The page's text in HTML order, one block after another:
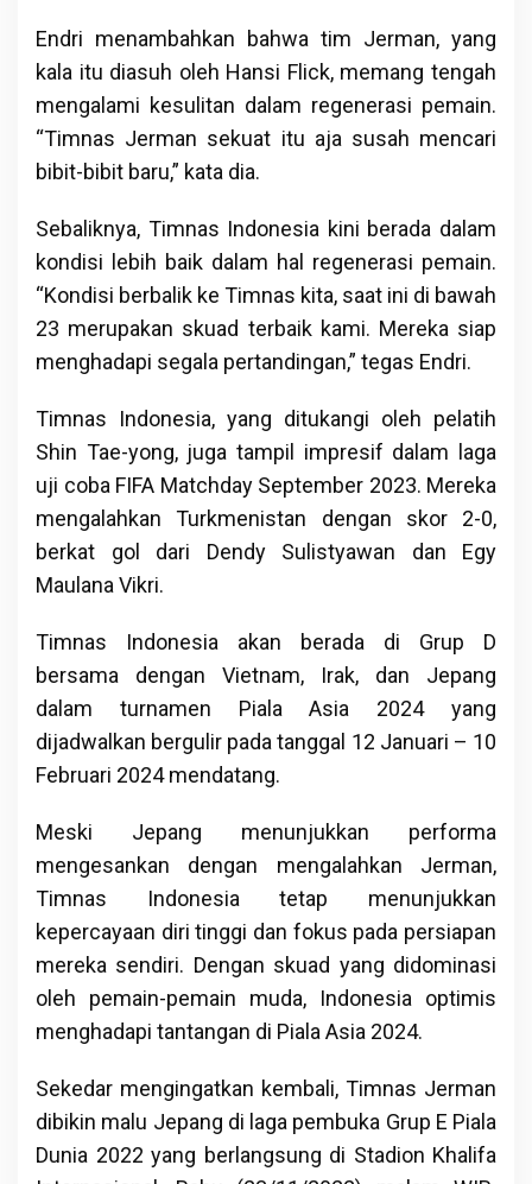
Endri menambahkan bahwa tim Jerman, yang
kala itu diasuh oleh Hansi Flick, memang tengah
mengalami kesulitan dalam regenerasi pemain.
“Timnas Jerman sekuat itu aja susah mencari
bibit-bibit baru,” kata dia.
Sebaliknya, Timnas Indonesia kini berada dalam
kondisi lebih baik dalam hal regenerasi pemain.
“Kondisi berbalik ke Timnas kita, saat ini di bawah
23 merupakan skuad terbaik kami. Mereka siap
menghadapi segala pertandingan,” tegas Endri.
Timnas Indonesia, yang ditukangi oleh pelatih
Shin Tae-yong, juga tampil impresif dalam laga
uji coba FIFA Matchday September 2023. Mereka
mengalahkan Turkmenistan dengan skor 2-0,
berkat gol dari Dendy Sulistyawan dan Egy
Maulana Vikri.
Timnas Indonesia akan berada di Grup D
bersama dengan Vietnam, Irak, dan Jepang
dalam turnamen Piala Asia 2024 yang
dijadwalkan bergulir pada tanggal 12 Januari – 10
Februari 2024 mendatang.
Meski Jepang menunjukkan performa
mengesankan dengan mengalahkan Jerman,
Timnas Indonesia tetap menunjukkan
kepercayaan diri tinggi dan fokus pada persiapan
mereka sendiri. Dengan skuad yang didominasi
oleh pemain-pemain muda, Indonesia optimis
menghadapi tantangan di Piala Asia 2024.
Sekedar mengingatkan kembali, Timnas Jerman
dibikin malu Jepang di laga pembuka Grup E Piala
Dunia 2022 yang berlangsung di Stadion Khalifa